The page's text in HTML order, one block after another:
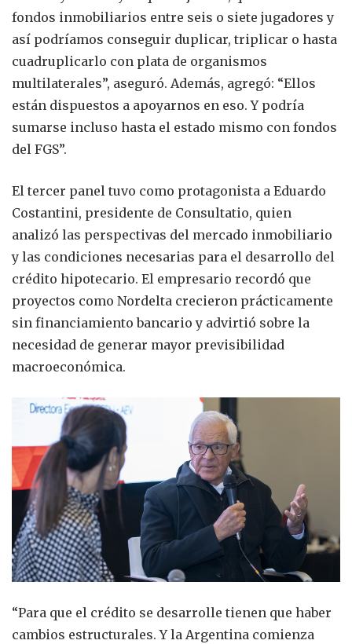
fondos inmobiliarios entre seis o siete jugadores y
así podríamos conseguir duplicar, triplicar o hasta
cuadruplicarlo con plata de organismos
multilaterales”, aseguró. Además, agregó: “Ellos
están dispuestos a apoyarnos en eso. Y podría
sumarse incluso hasta el estado mismo con fondos
del FGS”.
El tercer panel tuvo como protagonista a Eduardo
Costantini, presidente de Consultatio, quien
analizó las perspectivas del mercado inmobiliario
y las condiciones necesarias para el desarrollo del
crédito hipotecario. El empresario recordó que
proyectos como Nordelta crecieron prácticamente
sin financiamiento bancario y advirtió sobre la
necesidad de generar mayor previsibilidad
macroeconómica.
“Para que el crédito se desarrolle tienen que haber
cambios estructurales. Y la Argentina comienza